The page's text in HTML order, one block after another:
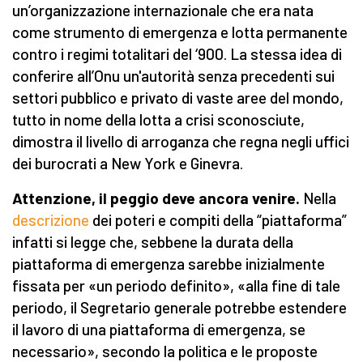
un’organizzazione internazionale che era nata
come strumento di emergenza e lotta permanente
contro i regimi totalitari del ‘900. La stessa idea di
conferire all’Onu un'autorità senza precedenti sui
settori pubblico e privato di vaste aree del mondo,
tutto in nome della lotta a crisi sconosciute,
dimostra il livello di arroganza che regna negli uffici
dei burocrati a New York e Ginevra.
Attenzione, il peggio deve ancora venire. Nella
descrizione dei poteri e compiti della “piattaforma”
infatti si legge che, sebbene la durata della
piattaforma di emergenza sarebbe inizialmente
fissata per «un periodo definito», «alla fine di tale
periodo, il Segretario generale potrebbe estendere
il lavoro di una piattaforma di emergenza, se
necessario», secondo la politica e le proposte